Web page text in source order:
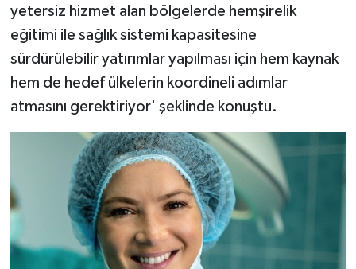
yetersiz hizmet alan bölgelerde hemşirelik
eğitimi ile sağlık sistemi kapasitesine
sürdürülebilir yatırımlar yapılması için hem kaynak
hem de hedef ülkelerin koordineli adımlar
atmasını gerektiriyor' şeklinde konuştu.